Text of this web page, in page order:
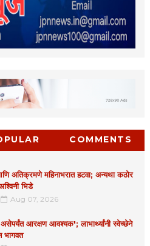
COMMENTS
अतिक्रमणे महिनाभरात हटवा; अन्यथा कठोर
भिडे
Aug 07, 2026
असेपर्यंत आरक्षण आवश्यक'; लाभार्थ्यांनी स्वेच्छेने
भागवत